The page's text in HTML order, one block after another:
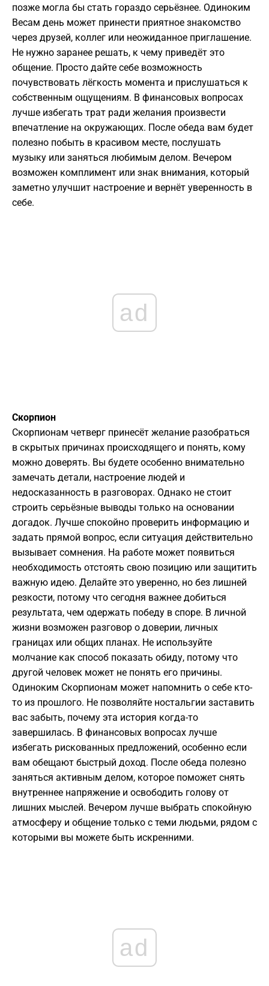
позже могла бы стать гораздо серьёзнее. Одиноким
Весам день может принести приятное знакомство
через друзей, коллег или неожиданное приглашение.
Не нужно заранее решать, к чему приведёт это
общение. Просто дайте себе возможность
почувствовать лёгкость момента и прислушаться к
собственным ощущениям. В финансовых вопросах
лучше избегать трат ради желания произвести
впечатление на окружающих. После обеда вам будет
полезно побыть в красивом месте, послушать
музыку или заняться любимым делом. Вечером
возможен комплимент или знак внимания, который
заметно улучшит настроение и вернёт уверенность в
себе.
ad
Скорпион
Скорпионам четверг принесёт желание разобраться
в скрытых причинах происходящего и понять, кому
можно доверять. Вы будете особенно внимательно
замечать детали, настроение людей и
недосказанность в разговорах. Однако не стоит
строить серьёзные выводы только на основании
догадок. Лучше спокойно проверить информацию и
задать прямой вопрос, если ситуация действительно
вызывает сомнения. На работе может появиться
необходимость отстоять свою позицию или защитить
важную идею. Делайте это уверенно, но без лишней
резкости, потому что сегодня важнее добиться
результата, чем одержать победу в споре. В личной
жизни возможен разговор о доверии, личных
границах или общих планах. Не используйте
молчание как способ показать обиду, потому что
другой человек может не понять его причины.
Одиноким Скорпионам может напомнить о себе кто-
то из прошлого. Не позволяйте ностальгии заставить
вас забыть, почему эта история когда-то
завершилась. В финансовых вопросах лучше
избегать рискованных предложений, особенно если
вам обещают быстрый доход. После обеда полезно
заняться активным делом, которое поможет снять
внутреннее напряжение и освободить голову от
лишних мыслей. Вечером лучше выбрать спокойную
атмосферу и общение только с теми людьми, рядом с
которыми вы можете быть искренними.
ad